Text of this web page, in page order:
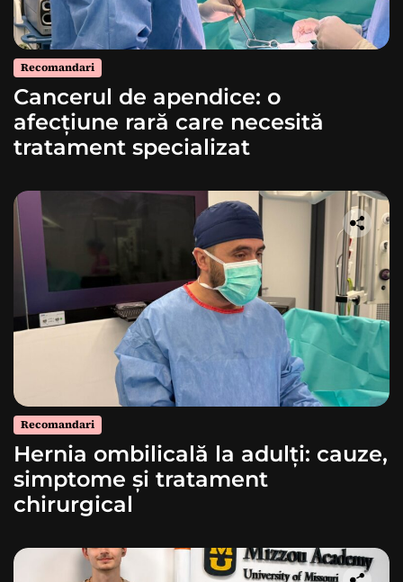
Recomandari
Cancerul de apendice: o
afecțiune rară care necesită
tratament specializat
Recomandari
Hernia ombilicală la adulți: cauze,
simptome și tratament
chirurgical